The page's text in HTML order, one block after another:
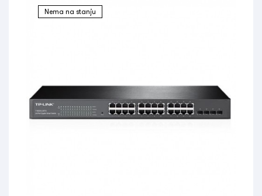
Nema na stanju